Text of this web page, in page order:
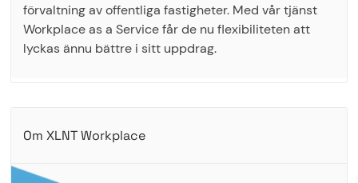
förvaltning av offentliga fastigheter. Med vår tjänst
Workplace as a Service får de nu flexibiliteten att
lyckas ännu bättre i sitt uppdrag.
Om XLNT Workplace